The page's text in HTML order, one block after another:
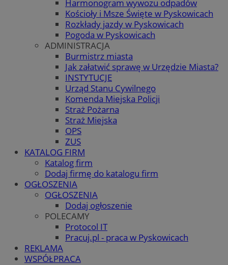
Harmonogram wywozu odpadów
Kościoły i Msze Święte w Pyskowicach
Rozkłady jazdy w Pyskowicach
Pogoda w Pyskowicach
ADMINISTRACJA
Burmistrz miasta
Jak załatwić sprawę w Urzędzie Miasta?
INSTYTUCJE
Urząd Stanu Cywilnego
Komenda Miejska Policji
Straż Pożarna
Straż Miejska
OPS
ZUS
KATALOG FIRM
Katalog firm
Dodaj firmę do katalogu firm
OGŁOSZENIA
OGŁOSZENIA
Dodaj ogłoszenie
POLECAMY
Protocol IT
Pracuj.pl - praca w Pyskowicach
REKLAMA
WSPÓŁPRACA